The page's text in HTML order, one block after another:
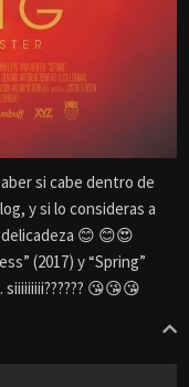
si cabe dentro de
y si lo consideras a
😊 😊😍
(2017) y “Spring”
😘😘😘